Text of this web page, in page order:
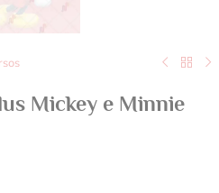
Mickey e Minnie